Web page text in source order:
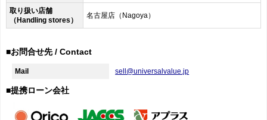
取り扱い店舗
（Handling stores）
名古屋店（Nagoya）
■お問合せ先 / Contact
Mail sell@universalvalue.jp
■提携ローン会社